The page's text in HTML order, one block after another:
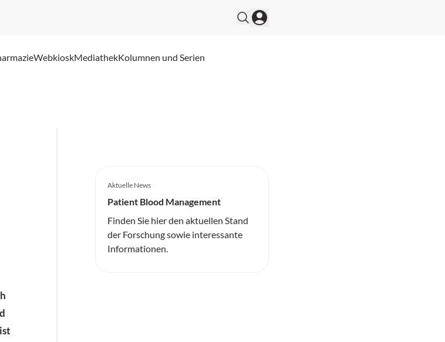
WebkioskMediathekKolumnen und Serien
Aktuelle News
Patient Blood Management
Finden Sie hier den aktuellen Stand
der Forschung sowie interessante
Informationen.